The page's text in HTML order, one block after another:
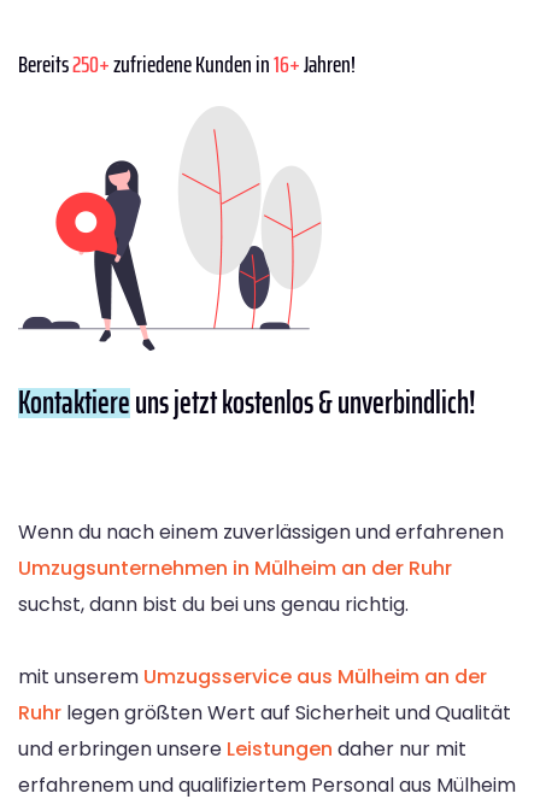
Bereits250+zufriedene Kunden in16+Jahren!
Kontaktiereuns jetzt kostenlos & unverbindlich!
Wenn du nach einem zuverlässigen und erfahrenen
Umzugsunternehmen in Mülheim an der Ruhr
suchst, dann bist du bei uns genau richtig.
mit unserem Umzugsservice aus Mülheim an der
Ruhr legen größten Wert auf Sicherheit und Qualität
und erbringen unsere Leistungen daher nur mit
erfahrenem und qualifiziertem Personal aus Mülheim